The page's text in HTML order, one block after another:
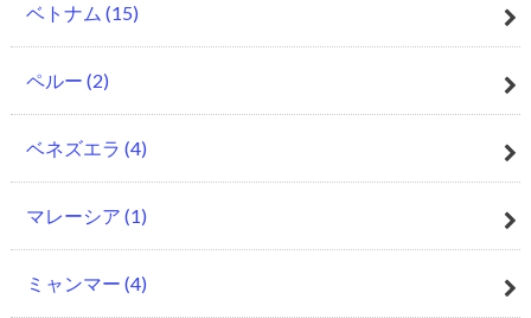
ベトナム (15)
ペルー (2)
ベネズエラ (4)
マレーシア (1)
ミャンマー (4)